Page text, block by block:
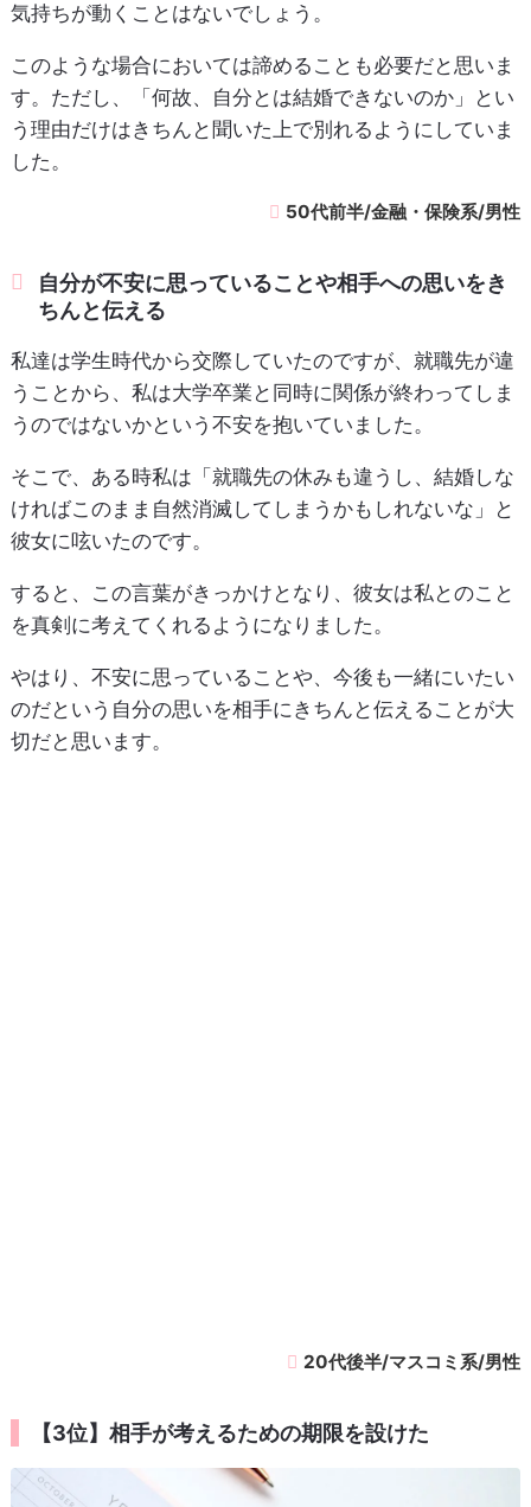
気持ちが動くことはないでしょう。
このような場合においては諦めることも必要だと思いま
す。ただし、「何故、自分とは結婚できないのか」とい
う理由だけはきちんと聞いた上で別れるようにしていま
した。
50代前半/金融・保険系/男性
自分が不安に思っていることや相手への思いをき
ちんと伝える
私達は学生時代から交際していたのですが、就職先が違
うことから、私は大学卒業と同時に関係が終わってしま
うのではないかという不安を抱いていました。
そこで、ある時私は「就職先の休みも違うし、結婚しな
ければこのまま自然消滅してしまうかもしれないな」と
彼女に呟いたのです。
すると、この言葉がきっかけとなり、彼女は私とのこと
を真剣に考えてくれるようになりました。
やはり、不安に思っていることや、今後も一緒にいたい
のだという自分の思いを相手にきちんと伝えることが大
切だと思います。
20代後半/マスコミ系/男性
【3位】相手が考えるための期限を設けた